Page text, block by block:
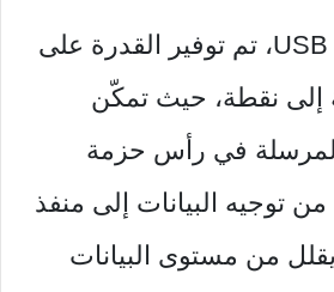
عند استخدام “USB 3″، تم توفير القدرة على
إلى نقطة، حيث تمكّن
في رأس حزمة
توجيه البيانات إلى منفذ
من مستوى البيانات